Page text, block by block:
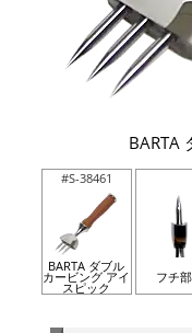
BARTA
#S-38461
BARTA ダブル
カービング アイ
スピック
フチ